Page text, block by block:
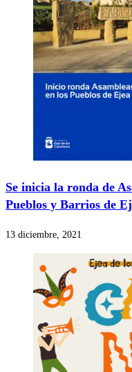
Se inicia la ronda de
Pueblos y Barrios de
13 diciembre, 2021